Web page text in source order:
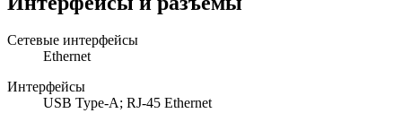
Сетевые интерфейсы
Ethernet
Интерфейсы
USB Type-A; RJ-45 Ethernet